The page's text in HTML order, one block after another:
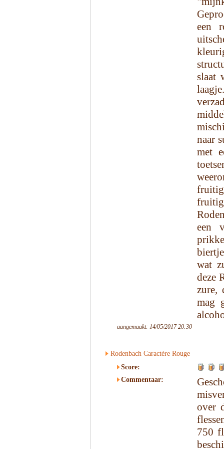
een
slaat
naar
met
een
wat
deze
zure,
mag
aangemaakt: 14/05/2017 20:30
Rodenbach Caractère Rouge
Score:
Commentaar:
over
750